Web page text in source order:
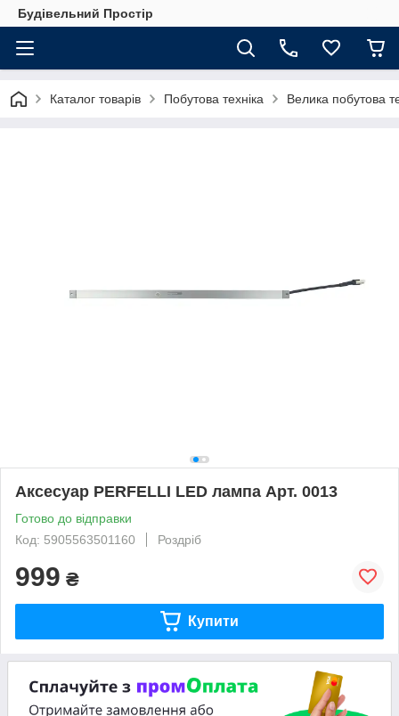
Будівельний Простір
Каталог товарів Побутова техніка Велика побутова
Аксесуар PERFELLI LED лампа Арт. 0013
Готово до відправки
Код: 5905563501160
Роздріб
999 ₴
Купити